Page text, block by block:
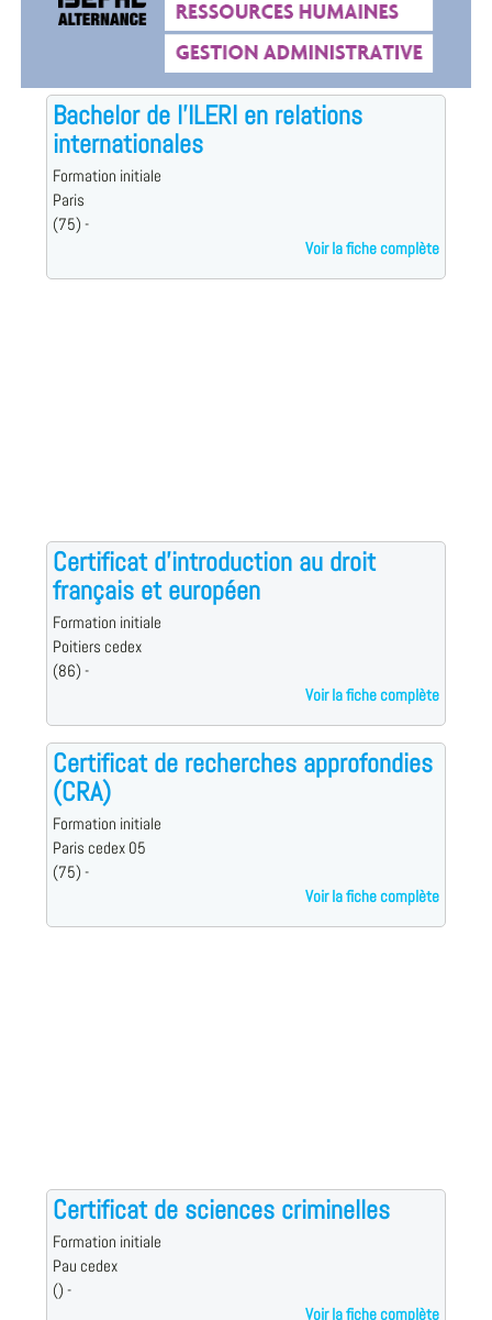
Bachelor de l'ILERI en relations
internationales
Formation initiale
Paris
(75) -
Voir la fiche complète
Certificat d'introduction au droit
français et européen
Formation initiale
Poitiers cedex
(86) -
Voir la fiche complète
Certificat de recherches approfondies
(CRA)
Formation initiale
Paris cedex 05
(75) -
Voir la fiche complète
Certificat de sciences criminelles
Formation initiale
Pau cedex
() -
Voir la fiche complète